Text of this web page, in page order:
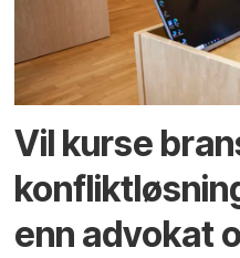
Vil kurse
enn advokat